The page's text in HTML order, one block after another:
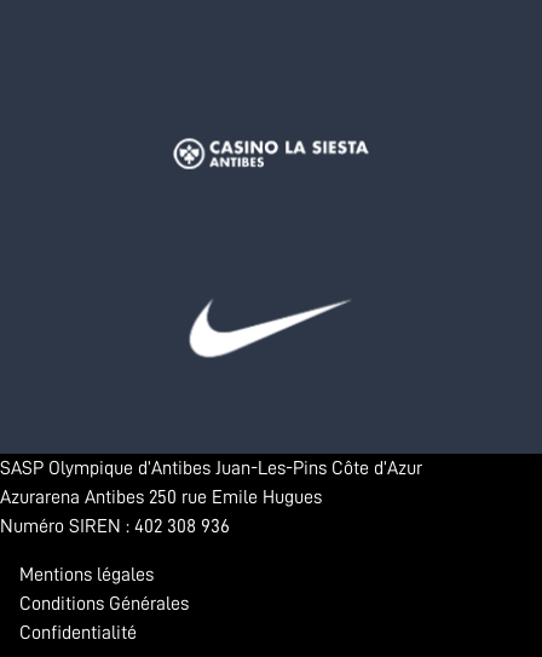
SASP Olympique d’Antibes Juan-Les-Pins Côte d’Azur
Azurarena Antibes 250 rue Emile Hugues
Numéro SIREN : 402 308 936
Mentions légales
Conditions Générales
Confidentialité